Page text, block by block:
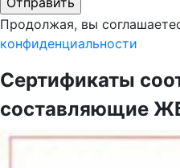
Продолжая, вы
конфиденциальности
Сертификаты
составляющие